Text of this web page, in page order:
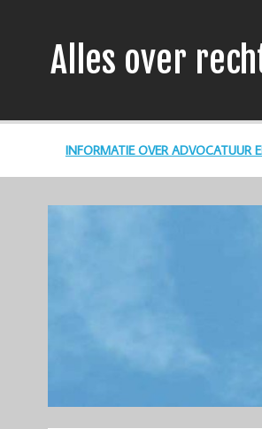
Alles over
INFORMATIE OVER ADVOCATUUR